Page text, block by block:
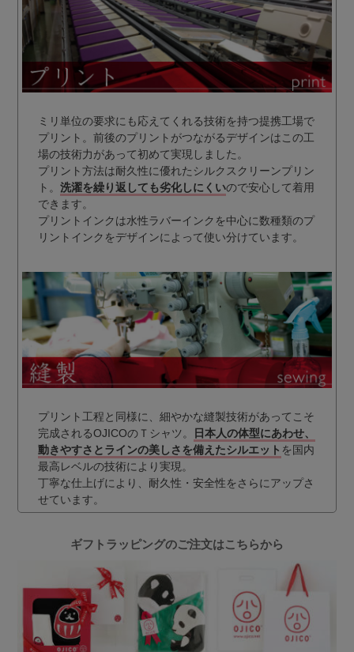
ミリ単位の要求にも応えてくれる技術を持つ提携工場で
プリント。前後のプリントがつながるデザインはこの工
場の技術力があって初めて実現しました。
プリント方法は耐久性に優れたシルクスクリーンプリン
ト。 洗濯を繰り返しても劣化しにくいので安心して着用
できます。
プリントインクは水性ラバーインクを中心に数種類のプ
リントインクをデザインによって使い分けています。
プリント工程と同様に、細やかな縫製技術があってこそ
完成されるOJICOのＴシャツ。
日本人の体型にあわせ、
動きやすさとラインの美しさを備えたシルエット を国内
最高レベルの技術により実現。
丁寧な仕上げにより、耐久性・安全性をさらにアップさ
せています。
ギフトラッピングのご注文はこちらから